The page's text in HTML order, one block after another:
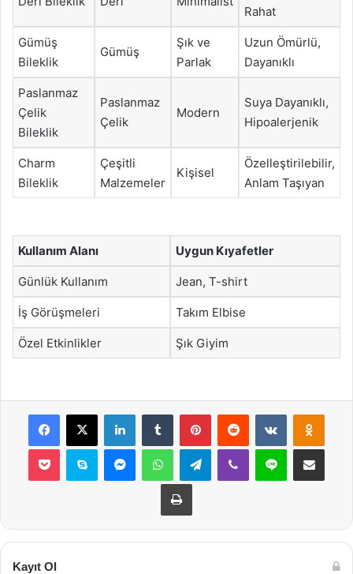
Rahat
Gümüş
Bileklik
Gümüş
Şık ve
Parlak
Uzun Ömürlü,
Dayanıklı
Paslanmaz
Çelik
Bileklik
Paslanmaz
Çelik
Modern
Suya Dayanıklı,
Hipoalerjenik
Charm
Bileklik
Çeşitli
Malzemeler
Kişisel
Özelleştirilebilir,
Anlam Taşıyan
Kullanım Alanı Uygun Kıyafetler
Günlük Kullanım Jean, T-shirt
İş Görüşmeleri Takım Elbise
Özel Etkinlikler Şık Giyim
Facebook
X LinkedInTumblr PinterestReddit VKontakte
Pocket Skype MessengerWhatsAppTelegramViber Line E-Posta ile
Yazdır
Kayıt Ol